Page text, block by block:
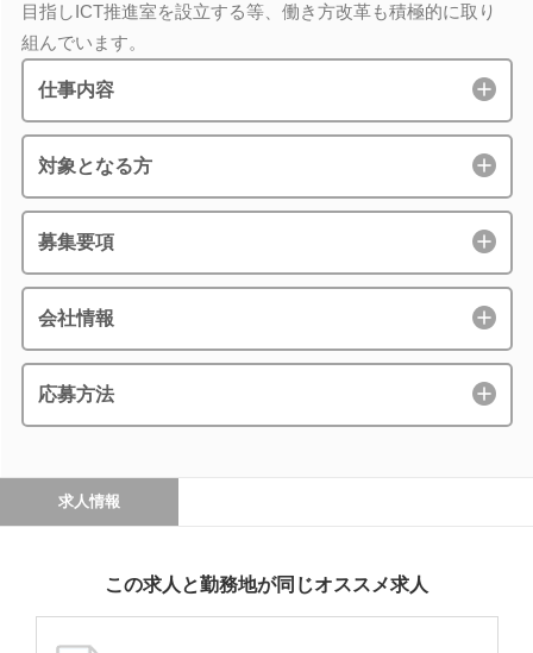
目指しICT推進室を設立する等、働き方改革も積極的に取り
組んでいます。
仕事内容
対象となる方
募集要項
会社情報
応募方法
求人情報
この求人と勤務地が同じオススメ求人